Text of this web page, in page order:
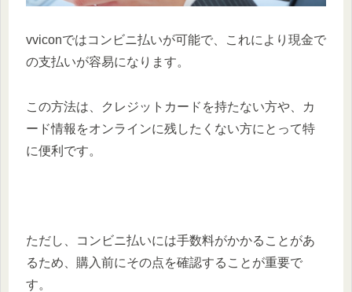
vviconではコンビニ払いが可能で、これにより現金で
の支払いが容易になります。
この方法は、クレジットカードを持たない方や、カ
ード情報をオンラインに残したくない方にとって特
に便利です。
ただし、コンビニ払いには手数料がかかることがあ
るため、購入前にその点を確認することが重要で
す。